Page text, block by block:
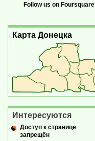
Follow us on Foursquare
Карта Донецка
Интересуются
Доступ к странице
запрещён